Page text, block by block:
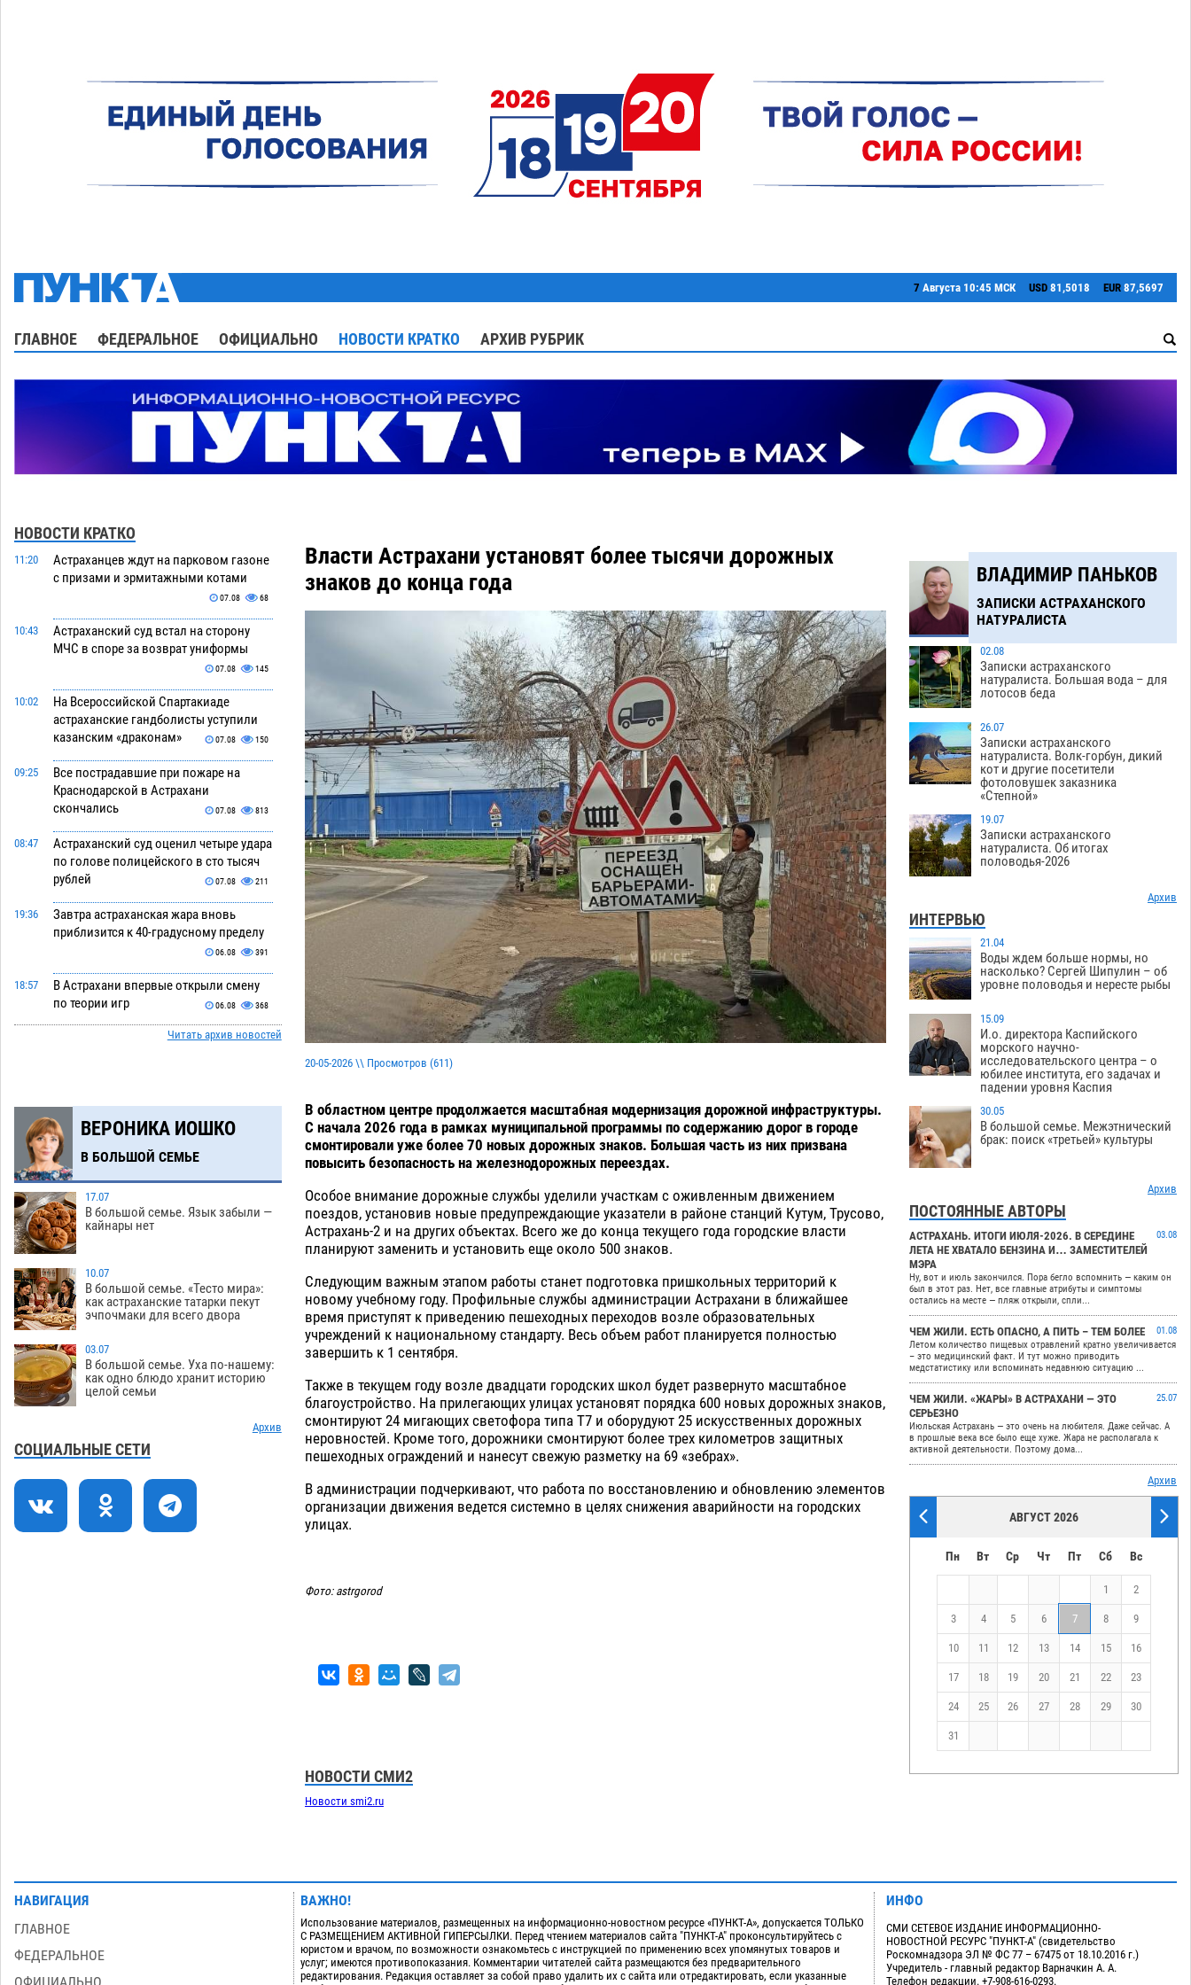
7 Августа 10:45 МСК USD 81,5018 EUR 87,5697
ГЛАВНОЕ ФЕДЕРАЛЬНОЕ ОФИЦИАЛЬНО НОВОСТИ КРАТКО АРХИВ РУБРИК
НОВОСТИ КРАТКО
11:20
Астраханцев ждут на парковом газоне
с призами и эрмитажными котами
07.08 68
10:43
Астраханский суд встал на сторону
МЧС в споре за возврат униформы
07.08 145
10:02
На Всероссийской Спартакиаде
астраханские гандболисты уступили
казанским «драконам»
07.08 150
09:25
Все пострадавшие при пожаре на
Краснодарской в Астрахани
скончались
07.08 813
08:47
Астраханский суд оценил четыре удара
по голове полицейского в сто тысяч
рублей
07.08 211
19:36
Завтра астраханская жара вновь
приблизится к 40-градусному пределу
06.08 391
18:57
В Астрахани впервые открыли смену
по теории игр
06.08 368
В пятницу без электричества окажутся
17:40
В астраханском поселке ведутся
работы по двум федеральным
проектам
16:59
Модное дефиле собак и кошек пройдет
в Астрахани
16:36
Огромного сома вытащили из Волги
на набережной в Астрахани
16:02
Предприниматели с рынка
Жилгородок в Астрахани продолжают
снесут
06.08 466
15:22
Ящерицу из астраханской пустыни
поместили на новой серебряной
347
выставили в музее Пушкина в Москве
13:50
Мэрия Астрахани переводит городские
Читать архив новостей
ВЕРОНИКА ИОШКО
В БОЛЬШОЙ СЕМЬЕ
17.07
В большой семье. Язык забыли —
кайнары нет
10.07
В большой семье. «Тесто мира»:
как астраханские татарки пекут
эчпочмаки для всего двора
03.07
В большой семье. Уха по-нашему:
как одно блюдо хранит историю
целой семьи
Архив
СОЦИАЛЬНЫЕ СЕТИ
Власти Астрахани установят более тысячи дорожных
знаков до конца года
20-05-2026 \\ Просмотров (611)
В областном центре продолжается масштабная модернизация дорожной инфраструктуры.
С начала 2026 года в рамках муниципальной программы по содержанию дорог в городе
смонтировали уже более 70 новых дорожных знаков. Большая часть из них призвана
повысить безопасность на железнодорожных переездах.
Особое внимание дорожные службы уделили участкам с оживленным движением
поездов, установив новые предупреждающие указатели в районе станций Кутум, Трусово,
Астрахань-2 и на других объектах. Всего же до конца текущего года городские власти
планируют заменить и установить еще около 500 знаков.
Следующим важным этапом работы станет подготовка пришкольных территорий к
новому учебному году. Профильные службы администрации Астрахани в ближайшее
время приступят к приведению пешеходных переходов возле образовательных
учреждений к национальному стандарту. Весь объем работ планируется полностью
завершить к 1 сентября.
Также в текущем году возле двадцати городских школ будет развернуто масштабное
благоустройство. На прилегающих улицах установят порядка 600 новых дорожных знаков,
смонтируют 24 мигающих светофора типа Т7 и оборудуют 25 искусственных дорожных
неровностей. Кроме того, дорожники смонтируют более трех километров защитных
пешеходных ограждений и нанесут свежую разметку на 69 «зебрах».
В администрации подчеркивают, что работа по восстановлению и обновлению элементов
организации движения ведется системно в целях снижения аварийности на городских
улицах.
Фото: astrgorod
НОВОСТИ СМИ2
Новости smi2.ru
ВЛАДИМИР ПАНЬКОВ
ЗАПИСКИ АСТРАХАНСКОГО
НАТУРАЛИСТА
02.08
Записки астраханского
натуралиста. Большая вода – для
лотосов беда
26.07
Записки астраханского
натуралиста. Волк-горбун, дикий
кот и другие посетители
фотоловушек заказника
«Степной»
19.07
Записки астраханского
натуралиста. Об итогах
половодья-2026
Архив
ИНТЕРВЬЮ
21.04
Воды ждем больше нормы, но
насколько? Сергей Шипулин – об
уровне половодья и нересте рыбы
15.09
И.о. директора Каспийского
морского научно-
исследовательского центра – о
юбилее института, его задачах и
падении уровня Каспия
30.05
В большой семье. Межэтнический
брак: поиск «третьей» культуры
Архив
ПОСТОЯННЫЕ АВТОРЫ
АСТРАХАНЬ. ИТОГИ ИЮЛЯ-2026. В СЕРЕДИНЕ
ЛЕТА НЕ ХВАТАЛО БЕНЗИНА И… ЗАМЕСТИТЕЛЕЙ
МЭРА
03.08
Ну, вот и июль закончился. Пора бегло вспомнить — каким он
был в этот раз. Нет, все главные атрибуты и симптомы
остались на месте — пляж открыли, спли...
ЧЕМ ЖИЛИ. ЕСТЬ ОПАСНО, А ПИТЬ – ТЕМ БОЛЕЕ
01.08
Летом количество пищевых отравлений кратно увеличивается
– это медицинский факт. И тут можно приводить
медстатистику или вспоминать недавнюю ситуацию ...
ЧЕМ ЖИЛИ. «ЖАРЫ» В АСТРАХАНИ — ЭТО
СЕРЬЕЗНО
25.07
Июльская Астрахань — это очень на любителя. Даже сейчас. А
в прошлые века все было еще хуже. Жара не располагала к
активной деятельности. Поэтому дома...
Архив
АВГУСТ 2026
Пн Вт Ср Чт Пт Сб Вс
1 2
3 4 5 6 7 8 9
10 11 12 13 14 15 16
17 18 19 20 21 22 23
24 25 26 27 28 29 30
31
НАВИГАЦИЯ
ГЛАВНОЕ
ФЕДЕРАЛЬНОЕ
ВАЖНО!
Использование материалов, размещенных на информационно-новостном ресурсе «ПУНКТ-А», допускается ТОЛЬКО
С РАЗМЕЩЕНИЕМ АКТИВНОЙ ГИПЕРСЫЛКИ. Перед чтением материалов сайта "ПУНКТ-А" проконсультируйтесь с
юристом и врачом, по возможности ознакомьтесь с инструкцией по применению всех упомянутых товаров и
услуг; имеются противопоказания. Комментарии читателей сайта размещаются без предварительного
редактирования. Редакция оставляет за собой право удалить их с сайта или отредактировать, если указанные
ИНФО
СМИ СЕТЕВОЕ ИЗДАНИЕ ИНФОРМАЦИОННО-
НОВОСТНОЙ РЕСУРС "ПУНКТ-А" (свидетельство
Роскомнадзора ЭЛ № ФС 77 – 67475 от 18.10.2016 г.)
Учредитель - главный редактор Варначкин А. А.
Телефон редакции. +7-908-616-0293.